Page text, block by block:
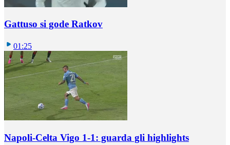
Gattuso si gode Ratkov
01:25
Napoli-Celta Vigo 1-1: guarda gli highlights